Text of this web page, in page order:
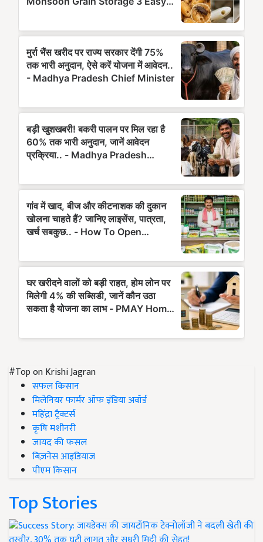
#Top on Krishi Jagran
सफल किसान
मिलेनियर फार्मर ऑफ इंडिया अवॉर्ड
महिंद्रा ट्रैक्टर्स
कृषि मशीनरी
जायद की फसल
बिज़नेस आइडियाज
पीएम किसान
Top Stories